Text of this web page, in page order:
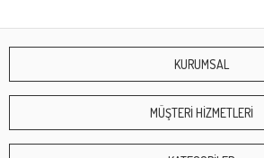
KURUMSAL
MÜŞTERİ HİZMETLERİ